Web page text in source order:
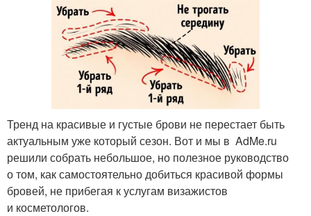
Тренд на красивые и густые брови не перестает быть
актуальным уже который сезон. Вот и мы в AdMe.ru
решили собрать небольшое, но полезное руководство
о том, как самостоятельно добиться красивой формы
бровей, не прибегая к услугам визажистов
и косметологов.